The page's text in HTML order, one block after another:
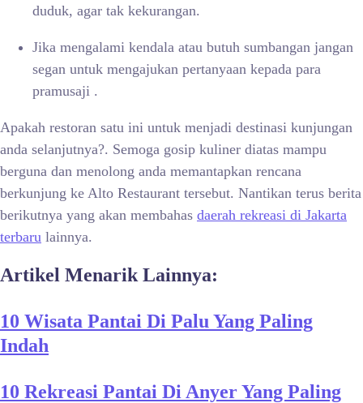
duduk, agar tak kekurangan.
Jika mengalami kendala atau butuh sumbangan jangan
segan untuk mengajukan pertanyaan kepada para
pramusaji .
Apakah restoran satu ini untuk menjadi destinasi kunjungan
anda selanjutnya?. Semoga gosip kuliner diatas mampu
berguna dan menolong anda memantapkan rencana
berkunjung ke Alto Restaurant tersebut. Nantikan terus berita
berikutnya yang akan membahas daerah rekreasi di Jakarta
terbaru lainnya.
Artikel Menarik Lainnya:
10 Wisata Pantai Di Palu Yang Paling
Indah
10 Rekreasi Pantai Di Anyer Yang Paling